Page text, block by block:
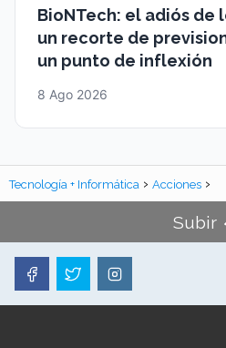
BioNTech: el adiós de
un recorte de
un punto de inflexión
8 Ago 2026
Tecnología + Informática Acciones
Subir